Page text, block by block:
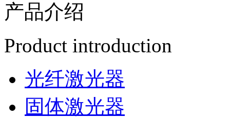
产品介绍
Product introduction
光纤激光器
固体激光器